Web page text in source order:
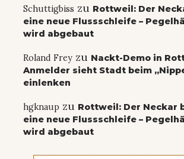
Schuttigbiss zu Rottweil: Der
eine neue Flussschleife –
wird abgebaut
Roland Frey zu Nackt-Demo in
Anmelder sieht Stadt beim
einlenken
hgknaup zu Rottweil: Der Neckar
eine neue Flussschleife –
wird abgebaut